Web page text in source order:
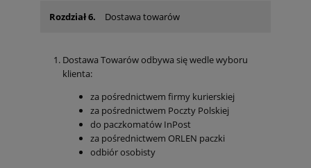
Rozdział 6. Dostawa towarów
Dostawa Towarów odbywa się wedle wyboru
klienta:
za pośrednictwem firmy kurierskiej
za pośrednictwem Poczty Polskiej
do paczkomatów InPost
za pośrednictwem ORLEN paczki
odbiór osobisty